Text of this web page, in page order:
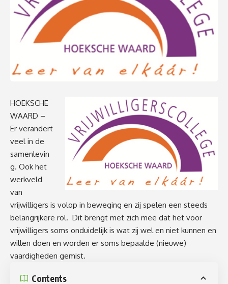
HOEKSCHE
WAARD –
Er verandert
veel in de
samenlevin
g. Ook het
werkveld
van
vrijwilligers is volop in beweging en zij spelen een steeds
belangrijkere rol. Dit brengt met zich mee dat het voor
vrijwilligers soms onduidelijk is wat zij wel en niet kunnen en
willen doen en worden er soms bepaalde (nieuwe)
vaardigheden gemist.
Contents